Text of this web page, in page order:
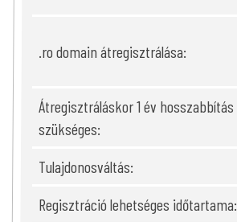
.ro domain átregisztrálása:
Átregisztráláskor 1 év hosszabbítás
szükséges:
Tulajdonosváltás:
Regisztráció lehetséges időtartama: